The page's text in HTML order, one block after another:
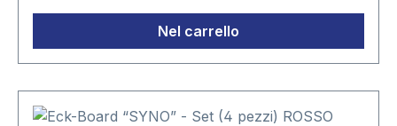
Dimensione 1 = 20 x 20 x 19 cmDimensione 2 =
30 x 30 x 23 cmDimensione 3 = 40 x 40 x 27
cmDimensione 4 = 50 x 50 x 31 cm
Nel carrello